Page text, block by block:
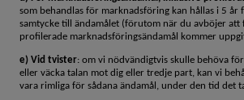
som behandlas för marknadsföring kan hållas i 5 år
samtycke till ändamålet (förutom när du avböjer att
profilerade marknadsföringsändamål kommer
e) Vid tvister: om vi nödvändigtvis skulle behöva
eller väcka talan mot dig eller tredje part, kan vi
vara rimliga för sådana ändamål, under den tid det